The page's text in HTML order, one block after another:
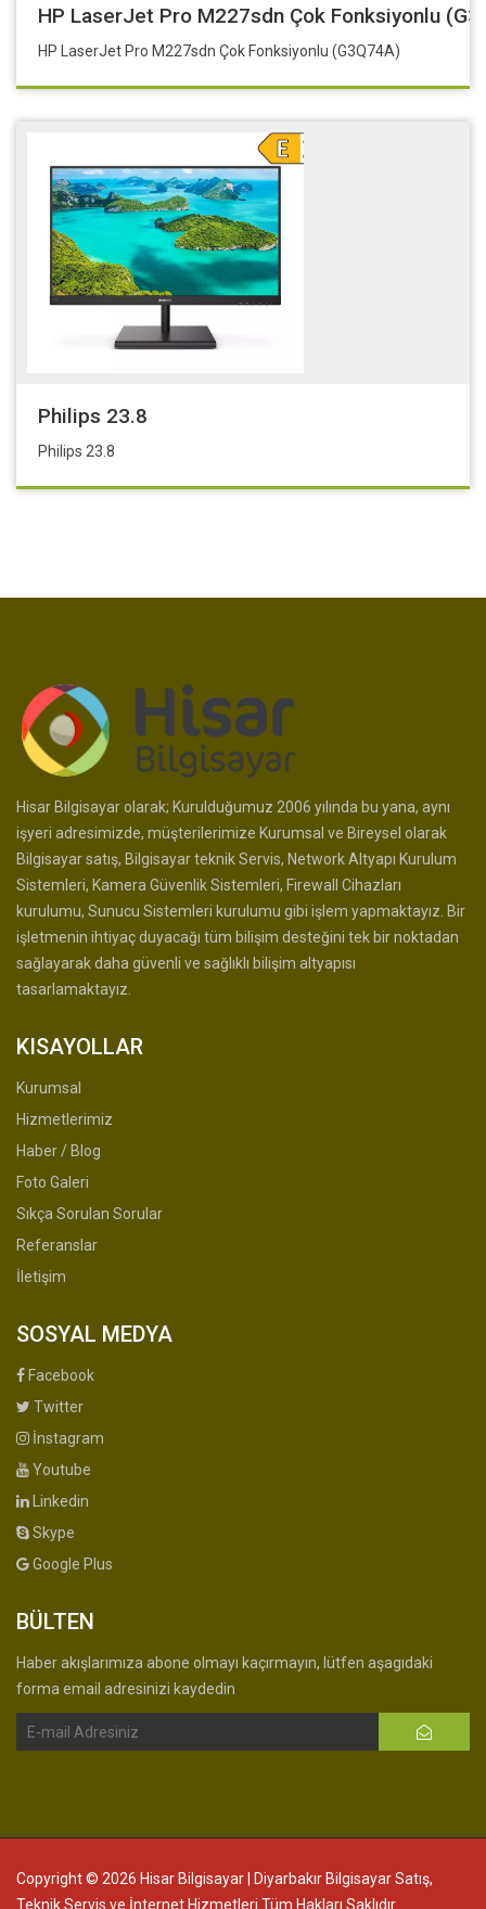
HP LaserJet Pro M227sdn Çok Fonksiyonlu
HP LaserJet Pro M227sdn Çok Fonksiyonlu (G3Q74A)
Philips 23.8
Philips 23.8
Hisar Bilgisayar olarak; Kurulduğumuz 2006 yılında bu yana, aynı
işyeri adresimizde, müşterilerimize Kurumsal ve Bireysel olarak
Bilgisayar satış, Bilgisayar teknik Servis, Network Altyapı Kurulum
Sistemleri, Kamera Güvenlik Sistemleri, Firewall Cihazları
kurulumu, Sunucu Sistemleri kurulumu gibi işlem yapmaktayız. Bir
işletmenin ihtiyaç duyacağı tüm bilişim desteğini tek bir noktadan
sağlayarak daha güvenli ve sağlıklı bilişim altyapısı
tasarlamaktayız.
KISAYOLLAR
Kurumsal
Hizmetlerimiz
Haber / Blog
Foto Galeri
Sıkça Sorulan Sorular
Referanslar
İletişim
SOSYAL MEDYA
Facebook
Twitter
İnstagram
Youtube
Linkedin
Skype
Google Plus
BÜLTEN
Haber akışlarımıza abone olmayı kaçırmayın, lütfen aşagıdaki
forma email adresinizi kaydedin
Copyright © 2026 Hisar Bilgisayar | Diyarbakır Bilgisayar Satış,
Teknik Servis ve İnternet Hizmetleri Tüm Hakları Saklıdır